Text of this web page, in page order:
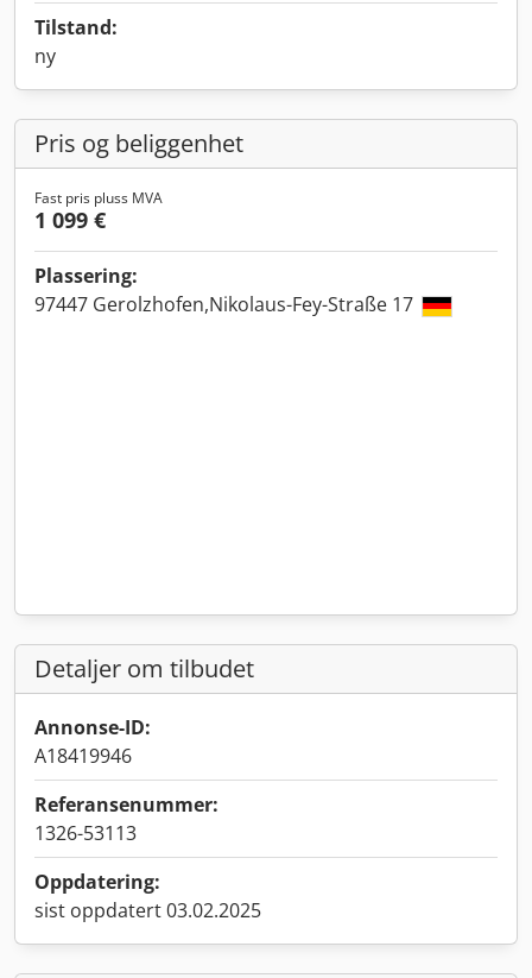
Tilstand:
ny
Pris og beliggenhet
Fast pris pluss MVA
1 099 €
Plassering:
97447 Gerolzhofen,Nikolaus-Fey-Straße 17
Detaljer om tilbudet
Annonse-ID:
A18419946
Referansenummer:
1326-53113
Oppdatering:
sist oppdatert 03.02.2025